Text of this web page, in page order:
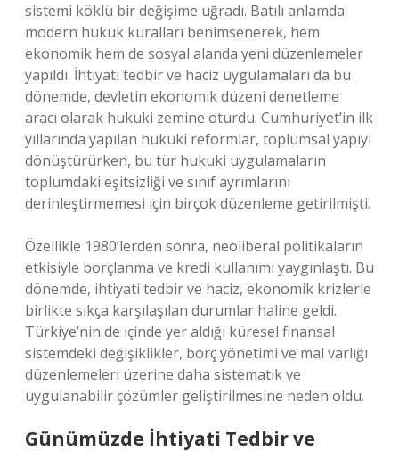
sistemi köklü bir değişime uğradı. Batılı anlamda
modern hukuk kuralları benimsenerek, hem
ekonomik hem de sosyal alanda yeni düzenlemeler
yapıldı. İhtiyati tedbir ve haciz uygulamaları da bu
dönemde, devletin ekonomik düzeni denetleme
aracı olarak hukuki zemine oturdu. Cumhuriyet’in ilk
yıllarında yapılan hukuki reformlar, toplumsal yapıyı
dönüştürürken, bu tür hukuki uygulamaların
toplumdaki eşitsizliği ve sınıf ayrımlarını
derinleştirmemesi için birçok düzenleme getirilmişti.
Özellikle 1980’lerden sonra, neoliberal politikaların
etkisiyle borçlanma ve kredi kullanımı yaygınlaştı. Bu
dönemde, ihtiyati tedbir ve haciz, ekonomik krizlerle
birlikte sıkça karşılaşılan durumlar haline geldi.
Türkiye’nin de içinde yer aldığı küresel finansal
sistemdeki değişiklikler, borç yönetimi ve mal varlığı
düzenlemeleri üzerine daha sistematik ve
uygulanabilir çözümler geliştirilmesine neden oldu.
Günümüzde İhtiyati Tedbir ve